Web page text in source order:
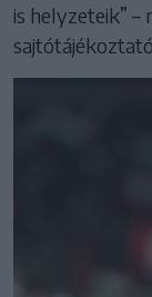
is helyzeteik”